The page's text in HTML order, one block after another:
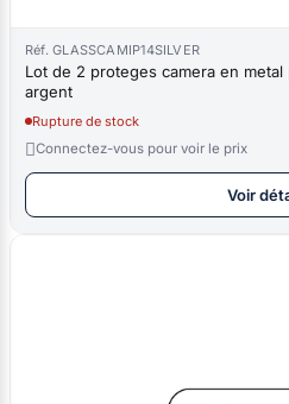
Réf. GLASSCAMIP14SILVER
Lot de 2 proteges camera en
argent
Rupture de stock
Connectez-vous pour voir le prix
Voir